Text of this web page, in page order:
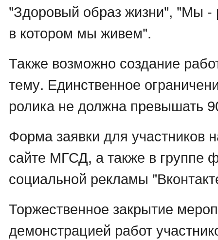
"Здоровый образ жизни", "Мы -
в котором мы живем".
Также возможно создание
тему. Единственное
ролика не должна превышать
Форма заявки для участников
сайте МГСД, а также в группе
социальной рекламы
Торжественное закрытие
демонстрацией работ